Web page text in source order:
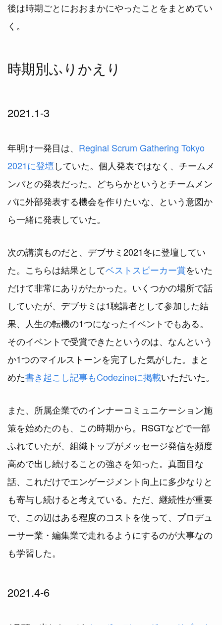
後は時期ごとにおおまかにやったことをまとめてい
く。
時期別ふりかえり
2021.1-3
年明け一発目は、 Reginal Scrum Gathering Tokyo
2021に登壇していた。個人発表ではなく、チームメ
ンバとの発表だった。どちらかというとチームメン
バに外部発表する機会を作りたいな、という意図か
ら一緒に発表していた。
次の講演ものだと、デブサミ2021冬に登壇してい
た。こちらは結果としてベストスピーカー賞をいた
だけて非常にありがたかった。いくつかの場所で話
していたが、デブサミは1聴講者として参加した結
果、人生の転機の1つになったイベントでもある。
そのイベントで受賞できたというのは、なんという
か1つのマイルストーンを完了した気がした。まと
めた書き起こし記事もCodezineに掲載いただいた。
また、所属企業でのインナーコミュニケーション施
策を始めたのも、この時期から。RSGTなどで一部
ふれていたが、組織トップがメッセージ発信を頻度
高めで出し続けることの強さを知った。真面目な
話、これだけでエンゲージメント向上に多少なりと
も寄与し続けると考えている。ただ、継続性が重要
で、この辺はある程度のコストを使って、プロデュ
ーサー業・編集業で走れるようにするのが大事なの
も学習した。
2021.4-6